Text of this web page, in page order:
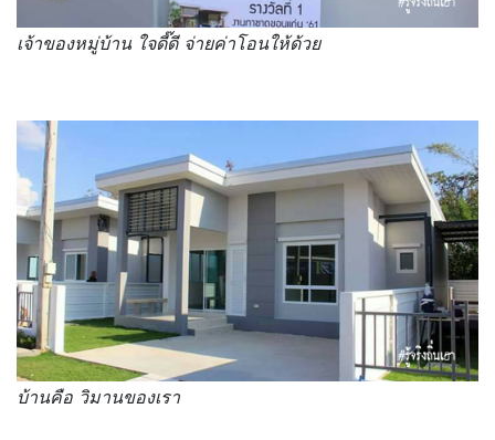
เจ้าของหมู่บ้าน ใจดี๊ดี จ่ายค่าโอนให้ด้วย
บ้านคือ วิมานของเรา